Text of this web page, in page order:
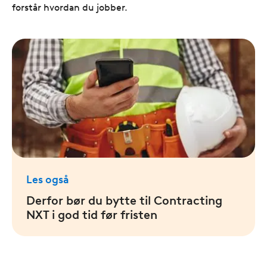
forstår hvordan du jobber.
Les også
Derfor bør du bytte til Contracting
NXT i god tid før fristen